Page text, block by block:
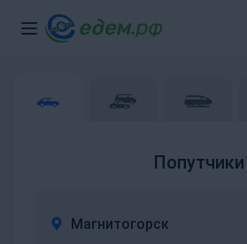
Попутчики
Магнитогорск